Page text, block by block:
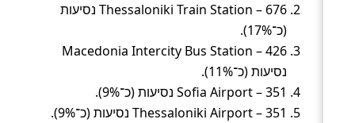
Thessaloniki Train Station – 676 נסיעות
(כ־17%).
Macedonia Intercity Bus Station – 426
נסיעות (כ־11%).
Sofia Airport – 351 נסיעות (כ־9%).
Thessaloniki Airport – 351 נסיעות (כ־9%).